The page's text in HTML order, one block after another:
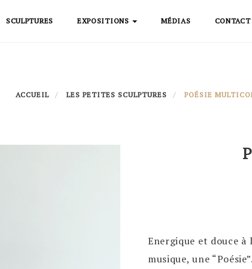
SCULPTURES EXPOSITIONS MÉDIAS CONTACT
ACCUEIL LES PETITES SCULPTURES POÉSIE
Energique et douce à
musique, une